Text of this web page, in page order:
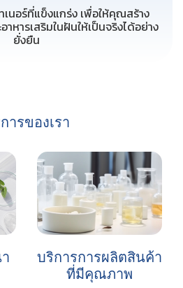
นอร์ที่แข็งแกร่ง เพื่อให้คุณสร้าง
าหารเสริมในฝันให้เป็นจริงได้อย่าง
ยั่งยืน
ารของเรา
บริการการผลิตสินค้า
ที่มีคุณภาพ